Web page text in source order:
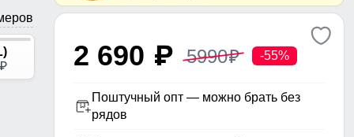
p 2 690 p 5990p -55%
Поштучный опт — можно брать без
рядов